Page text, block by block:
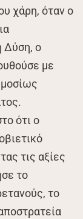
χάρη, όταν ο
Δύση, ο
με
ότι ο
τις αξίες
το
το